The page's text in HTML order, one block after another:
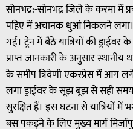
सोनभद्र:-सोनभद्र जिले के करमा में
पहिए में अचानक धुआं निकलने
गई। ट्रेन में बैठे यात्रियों की
प्राप्त जानकारी के अनुसार स्थानीय
के समीप त्रिवेणी एकस्प्रेस में आग
लगा ड्राईवर के सूझ बूझ से सही समय
सुरक्षित हैं। इस घटना से यात्रियों में
बस पकड़ने के लिए मुख्य मार्ग